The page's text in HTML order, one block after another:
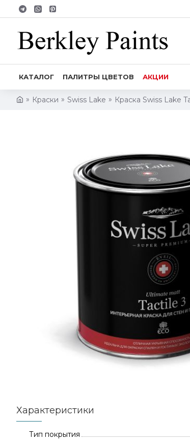
КАТАЛОГ ПАЛИТРЫ ЦВЕТОВ АКЦИИ
Краски Swiss Lake Краска Swiss Lake
Характеристики
Тип покрытия